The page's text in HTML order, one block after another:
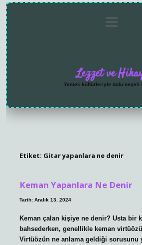
menüyü
aç
Lezzet ve
Yemek kültürleriyle dolu neşeli
Etiket: Gitar yapanlara ne denir
Keman Yapanlara Ne Denir
Tarih: Aralık 13, 2024
Keman çalan kişiye ne denir? Usta bir
bahsederken, genellikle keman virtüözü
Virtüözün ne anlama geldiği sorusunu